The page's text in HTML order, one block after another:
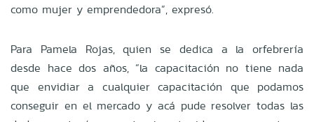
como mujer y emprendedora”, expresó.
Para Pamela Rojas, quien se dedica a la orfebrería
desde hace dos años, “la capacitación no tiene nada
que envidiar a cualquier capacitación que podamos
conseguir en el mercado y acá pude resolver todas las